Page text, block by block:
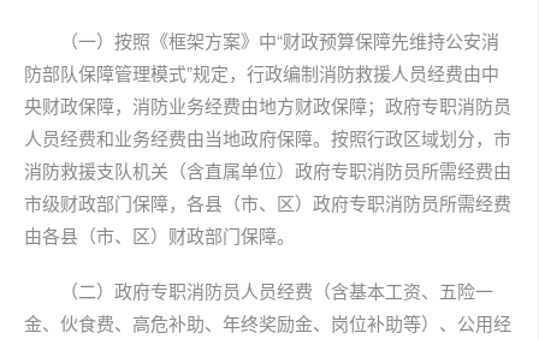
（一）按照《框架方案》中“财政预算保障先维持公安消
防部队保障管理模式”规定，行政编制消防救援人员经费由中
央财政保障，消防业务经费由地方财政保障；政府专职消防员
人员经费和业务经费由当地政府保障。按照行政区域划分，市
消防救援支队机关（含直属单位）政府专职消防员所需经费由
市级财政部门保障，各县（市、区）政府专职消防员所需经费
由各县（市、区）财政部门保障。
（二）政府专职消防员人员经费（含基本工资、五险一
金、伙食费、高危补助、年终奖励金、岗位补助等）、公用经